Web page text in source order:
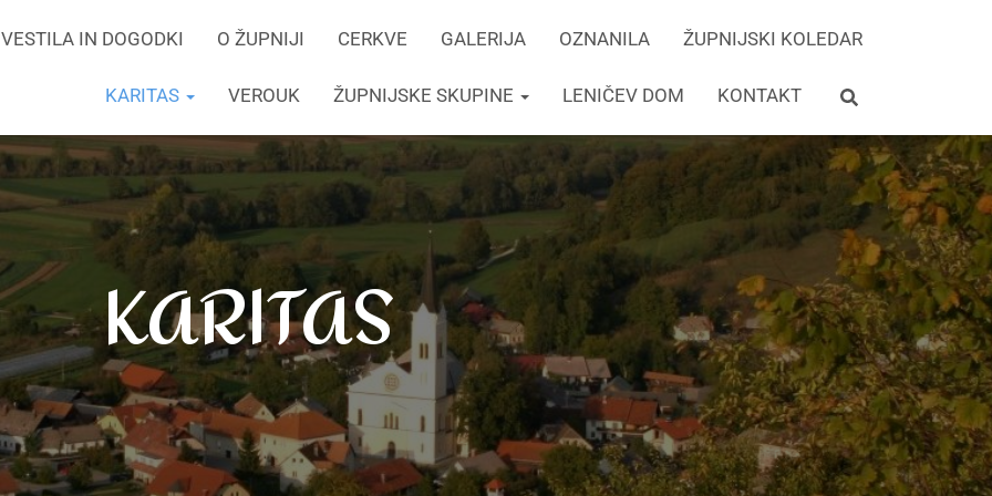
IN DOGODKI O ŽUPNIJI CERKVE GALERIJA OZNANILA ŽUPNIJSKI KOLEDAR
KARITAS VEROUK ŽUPNIJSKE SKUPINE LENIČEV DOM KONTAKT
KARITAS